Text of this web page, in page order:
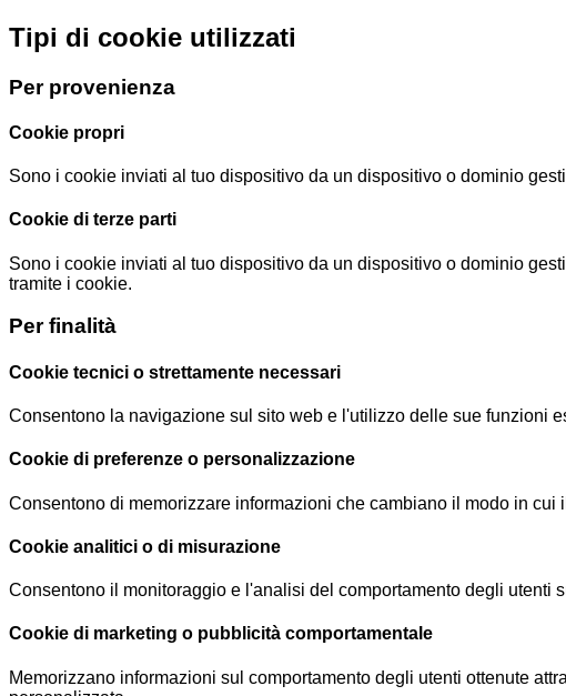
Tipi di cookie utilizzati
Per provenienza
Cookie propri
Sono i cookie inviati al tuo dispositivo da un dispositivo o dominio
Cookie di terze parti
Sono i cookie inviati al tuo dispositivo da un dispositivo o dominio
tramite i cookie.
Per finalità
Cookie tecnici o strettamente necessari
Consentono la navigazione sul sito web e l'utilizzo delle sue funzioni
Cookie di preferenze o personalizzazione
Consentono di memorizzare informazioni che cambiano il modo in
Cookie analitici o di misurazione
Consentono il monitoraggio e l'analisi del comportamento degli utenti
Cookie di marketing o pubblicità comportamentale
Memorizzano informazioni sul comportamento degli utenti ottenute